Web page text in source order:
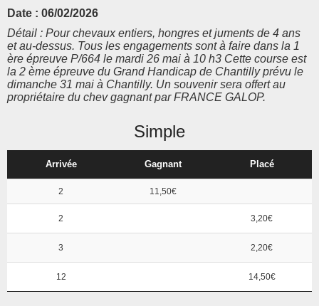
Date : 06/02/2026
Détail : Pour chevaux entiers, hongres et juments de 4 ans
et au-dessus. Tous les engagements sont à faire dans la 1
ère épreuve P/664 le mardi 26 mai à 10 h3 Cette course est
la 2 ème épreuve du Grand Handicap de Chantilly prévu le
dimanche 31 mai à Chantilly. Un souvenir sera offert au
propriétaire du chev gagnant par FRANCE GALOP.
Simple
Arrivée Gagnant Placé
2 11,50€
2 3,20€
3 2,20€
12 14,50€